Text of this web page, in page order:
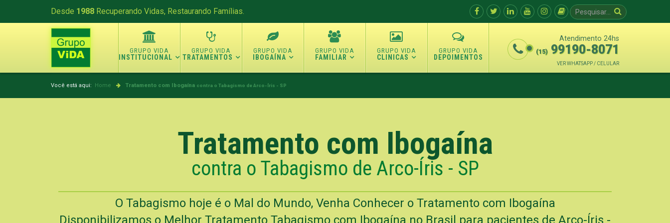
Desde 1988 Recuperando Vidas, Restaurando Famílias.
INSTITUCIONAL TRATAMENTOS IBOGAÍNA FAMILIAR CLINICAS DEPOIMENTOS
Atendimento 24hs
(15) 99190-8071
VER WHATSAPP / CELULAR
Você está aqui: Home Tratamento com Ibogaína contra o Tabagismo de Arco-Íris - SP
Tratamento com Ibogaína
contra o Tabagismo de Arco-Íris - SP
O Tabagismo hoje é o Mal do Mundo, Venha Conhecer o Tratamento com Ibogaína
Disponibilizamos o Melhor Tratamento Tabagismo com Ibogaína no Brasil para pacientes de Arco-Íris -